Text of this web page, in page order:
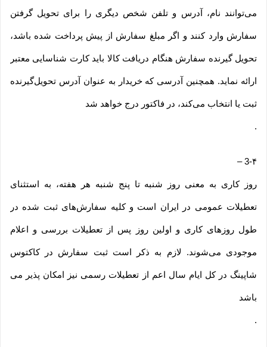
می‌توانند نام، آدرس و تلفن شخص دیگری را برای تحویل گرفتن
سفارش وارد کنند و اگر مبلغ سفارش از پیش پرداخت شده باشد،
تحویل گیرنده سفارش هنگام دریافت کالا باید کارت شناسایی معتبر
ارائه نماید. همچنین آدرسی که خریدار به عنوان آدرس تحویل‌گیرنده
ثبت یا انتخاب می‌کند، در فاکتور درج خواهد شد
.
3-۴–
روز کاری به معنی روز شنبه تا پنج شنبه هر هفته، به استثنای
تعطیلات عمومی در ایران است و کلیه سفارش‏‌های ثبت شده در
طول روزهای کاری و اولین روز پس از تعطیلات بررسی و اعلام
موجودی می‌‏شوند. لازم به ذکر است ثبت سفارش در کاکتوس
شاپینگ در کل ایام سال اعم از تعطیلات رسمی نیز امکان پذیر می
باشد
.